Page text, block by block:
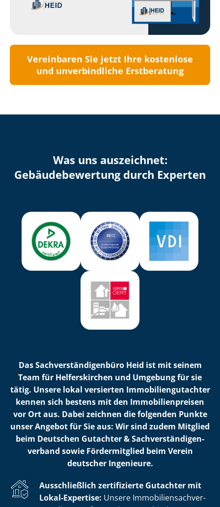
Vereinbaren Sie jetzt Ihre kostenlose
und unverbindliche Erstberatung
Was uns auszeichnet:
Ge­bäu­de­be­wer­tung durch Experten
Das Sach­ver­stän­di­gen­bü­ro Heid ist mit seinem
Team für Helferskirchen und Umgebung für sie
tätig. Unsere lokal versierten Im­mo­bi­li­en­gut­ach­ter
kennen sich bestens mit den Im­mo­bi­li­en­prei­sen
vor Ort aus. Dabei zeichnen die folgenden Punkte
unser Angebot für Sie aus: Wir sind zudem Mitglied
beim Deutschen Gutachter & Sach­ver­stän­di­gen­
ver­band sowie Fördermitglied beim Verein
deutscher Ingenieure.
Ausschließlich zertifizierte Gutachter mit
Lokal-Expertise: Unsere Im­mo­bi­li­en­sach­ver­